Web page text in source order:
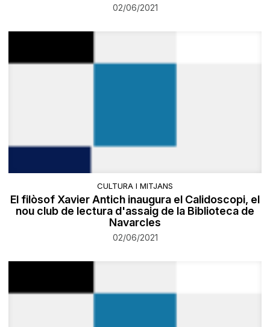
02/06/2021
CULTURA I MITJANS
El filòsof Xavier Antich inaugura el Calidoscopi, el
nou club de lectura d'assaig de la Biblioteca de
Navarcles
02/06/2021